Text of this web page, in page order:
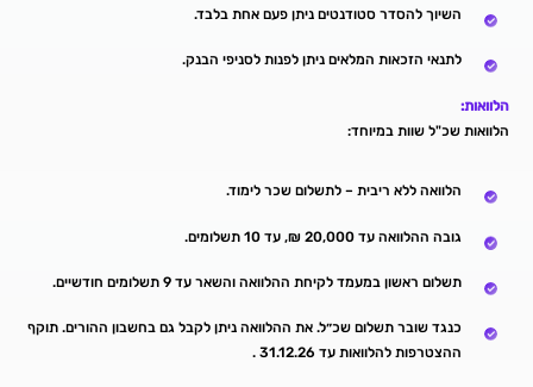
השיוך להסדר סטודנטים ניתן פעם אחת בלבד.
לתנאי הזכאות המלאים ניתן לפנות לסניפי הבנק.
הלוואות:
הלוואות שכ"ל שוות במיוחד:
הלוואה ללא ריבית – לתשלום שכר לימוד.
גובה ההלוואה עד 20,000 ₪, עד 10 תשלומים.
תשלום ראשון במעמד לקיחת ההלוואה והשאר עד 9 תשלומים חודשיים.
כנגד שובר תשלום שכ״ל. את ההלוואה ניתן לקבל גם בחשבון ההורים. תוקף
ההצטרפות להלוואות עד 31.12.26 .